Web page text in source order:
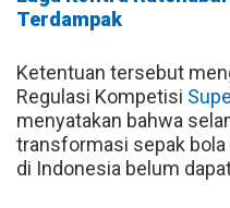
Terdampak
Ketentuan tersebut
Regulasi Kompetisi
menyatakan bahwa
transformasi sepak bola
di Indonesia belum